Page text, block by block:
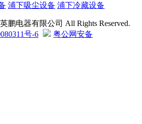
浦下吸尘设备 浦下冷藏设备
鹏电器有限公司 All Rights Reserved.
号-6
粤公网安备